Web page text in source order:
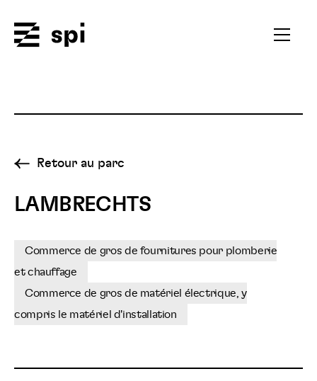
Ouvrir
Retour au parc
LAMBRECHTS
Commerce de gros de fournitures pour plomberie
et chauffage
Commerce de gros de matériel électrique, y
compris le matériel d'installation